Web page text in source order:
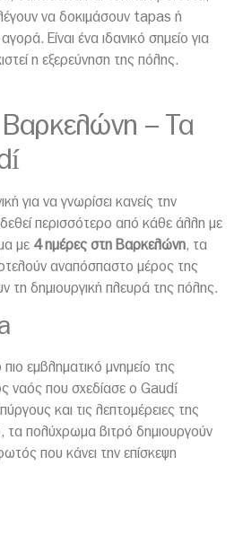
να δοκιμάσουν tapas ή
Είναι ένα ιδανικό σημείο για
η εξερεύνηση της πόλης.
– Τα
για να γνωρίσει κανείς την
περισσότερο από κάθε άλλη με
με 4 ημέρες στη Βαρκελώνη, τα
αναπόσπαστο μέρος της
τη δημιουργική πλευρά της πόλης.
εμβληματικό μνημείο της
ναός που σχεδίασε ο Gaudí
και τις λεπτομέρειες της
πολύχρωμα βιτρό δημιουργούν
που κάνει την επίσκεψη